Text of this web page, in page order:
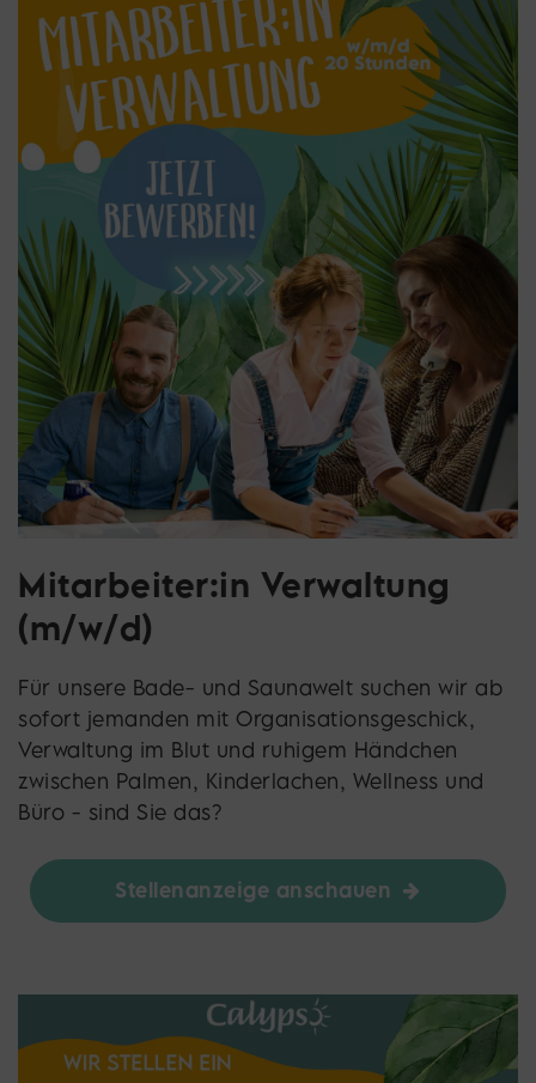
Mitarbeiter:in Verwaltung
(m/w/d)
Für unsere Bade- und Saunawelt suchen wir ab
sofort jemanden mit Organisationsgeschick,
Verwaltung im Blut und ruhigem Händchen
zwischen Palmen, Kinderlachen, Wellness und
Büro - sind Sie das?
Stellenanzeige anschauen